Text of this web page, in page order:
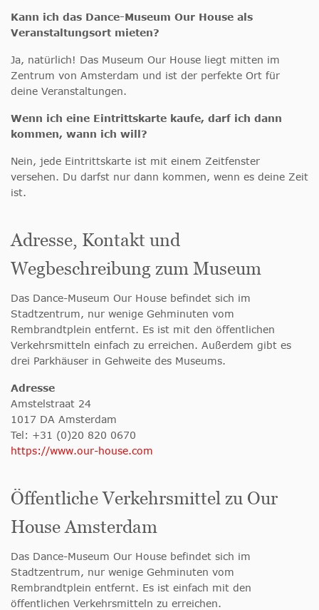
Kann ich das Dance-Museum Our House als
Veranstaltungsort mieten?
Ja, natürlich! Das Museum Our House liegt mitten im
Zentrum von Amsterdam und ist der perfekte Ort für
deine Veranstaltungen.
Wenn ich eine Eintrittskarte kaufe, darf ich dann
kommen, wann ich will?
Nein, jede Eintrittskarte ist mit einem Zeitfenster
versehen. Du darfst nur dann kommen, wenn es deine Zeit
ist.
Adresse, Kontakt und
Wegbeschreibung zum Museum
Das Dance-Museum Our House befindet sich im
Stadtzentrum, nur wenige Gehminuten vom
Rembrandtplein entfernt. Es ist mit den öffentlichen
Verkehrsmitteln einfach zu erreichen. Außerdem gibt es
drei Parkhäuser in Gehweite des Museums.
Adresse
Amstelstraat 24
1017 DA Amsterdam
Tel: +31 (0)20 820 0670
https://www.our-house.com
Öffentliche Verkehrsmittel zu Our
House Amsterdam
Das Dance-Museum Our House befindet sich im
Stadtzentrum, nur wenige Gehminuten vom
Rembrandtplein entfernt. Es ist einfach mit den
öffentlichen Verkehrsmitteln zu erreichen.